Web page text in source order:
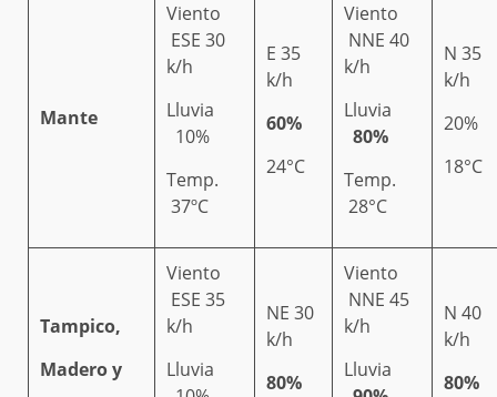
Mante
Viento
ESE 30
k/h
Lluvia
10%
Temp.
37ºC
E 35
k/h
60%
24°C
Viento
NNE 40
k/h
Lluvia
80%
Temp.
28°C
N 35
k/h
20%
18°C
Tampico,
Madero y
Viento
ESE 35
k/h
Lluvia
NE 30
k/h
80%
Viento
NNE 45
k/h
Lluvia
N 40
k/h
80%